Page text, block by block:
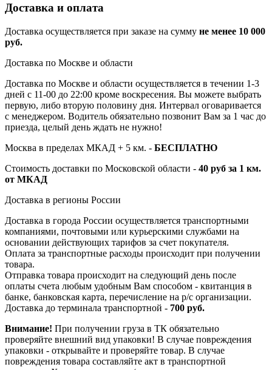
Доставка и оплата
Доставка осуществляется при заказе на сумму не менее 10 000
руб.
Доставка по Москве и области
Доставка по Москве и области осуществляется в течении 1-3
дней с 11-00 до 22:00 кроме воскресения. Вы можете выбрать
первую, либо вторую половину дня. Интервал оговаривается
с менеджером. Водитель обязательно позвонит Вам за 1 час до
приезда, целый день ждать не нужно!
Москва в пределах МКАД + 5 км. - БЕСПЛАТНО
Стоимость доставки по Московской области - 40 руб за 1 км.
от МКАД
Доставка в регионы России
Доставка в города России осуществляется транспортными
компаниями, почтовыми или курьерскими службами на
основании действующих тарифов за счет покупателя.
Оплата за транспортные расходы происходит при получении
товара.
Отправка товара происходит на следующий день после
оплаты счета любым удобным Вам способом - квитанция в
банке, банковская карта, перечисление на р/с организации.
Доставка до терминала транспортной - 700 руб.
Внимание! При получении груза в ТК обязательно
проверяйте внешний вид упаковки! В случае повреждения
упаковки - открывайте и проверяйте товар. В случае
повреждения товара составляйте акт в транспортной